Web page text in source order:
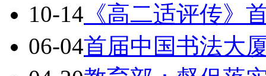
10-14 《高二适评传》
06-04首届中国书法大